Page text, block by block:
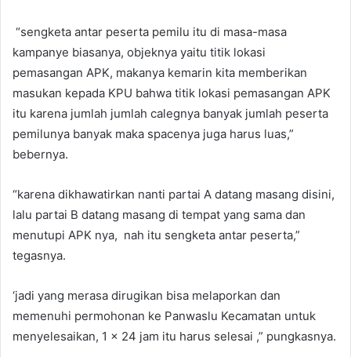
“sengketa antar peserta pemilu itu di masa-masa
kampanye biasanya, objeknya yaitu titik lokasi
pemasangan APK, makanya kemarin kita memberikan
masukan kepada KPU bahwa titik lokasi pemasangan APK
itu karena jumlah jumlah calegnya banyak jumlah peserta
pemilunya banyak maka spacenya juga harus luas,”
bebernya.
“karena dikhawatirkan nanti partai A datang masang disini,
lalu partai B datang masang di tempat yang sama dan
menutupi APK nya, nah itu sengketa antar peserta,”
tegasnya.
‘jadi yang merasa dirugikan bisa melaporkan dan
memenuhi permohonan ke Panwaslu Kecamatan untuk
menyelesaikan, 1 x 24 jam itu harus selesai ,” pungkasnya.